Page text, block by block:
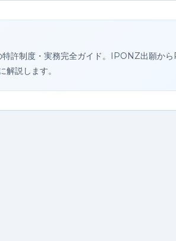
許制度・実務完全ガイド。IPONZ出願か
説します。